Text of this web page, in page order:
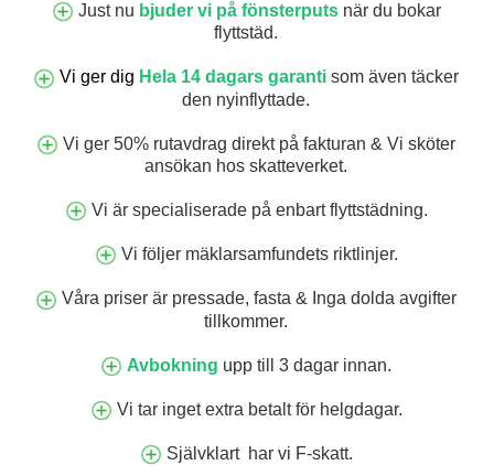
Just nu bjuder vi på fönsterputsnär du bokar
flyttstäd.
Vi ger dig Hela 14 dagars garanti som även täcker
den nyinflyttade.
Vi ger 50% rutavdrag direkt på fakturan & Vi sköter
ansökan hos skatteverket.
Vi är specialiserade på enbart flyttstädning.
Vi följer mäklarsamfundets riktlinjer.
Våra priser är pressade, fasta & Inga dolda avgifter
tillkommer.
Avbokning upp till 3 dagar innan.
Vi tar inget extra betalt för helgdagar.
Självklart har vi F-skatt.